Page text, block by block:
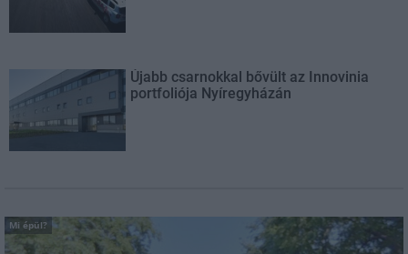
Újabb csarnokkal bővült az Innovinia
portfoliója Nyíregyházán
Mi épül?